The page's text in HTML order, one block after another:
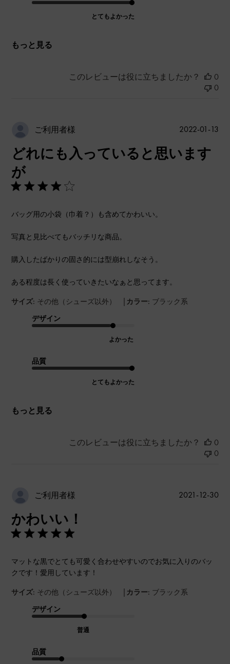
とてもよかった
もっと見る
このレビューは役に立ちましたか？
0
0
ご利用者様
どれにも入っていると思います
が
バッグ用の小袋（巾着？）も含めてかわいい。
写真と見比べてもバッチリな商品。
購入したばかりの固さ的には型崩れしなそう。
ある程度は長く使っていきたいなぁと思ってます。
サイズ: その他（シューズ以外） | カラー: ブラック系
デザイン
よかった
品質
とてもよかった
もっと見る
公
2022-01-13
このレビューは役に立ちましたか？
0
0
ご利用者様
かわいい！
マットな黒でとても可愛く合わせやすいのでお気に入りのバッ
クです！愛用しています！
サイズ: その他（シューズ以外） | カラー: ブラック系
デザイン
普通
品質
公
2021-12-30